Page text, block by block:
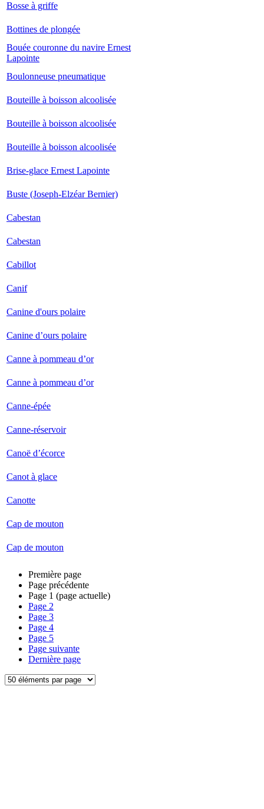
Bosse à griffe
Bottines de plongée
Bouée couronne du navire Ernest
Lapointe
Boulonneuse pneumatique
Bouteille à boisson alcoolisée
Bouteille à boisson alcoolisée
Bouteille à boisson alcoolisée
Brise-glace Ernest Lapointe
Buste (Joseph-Elzéar Bernier)
Cabestan
Cabestan
Cabillot
Canif
Canine d'ours polaire
Canine d’ours polaire
Canne à pommeau d’or
Canne à pommeau d’or
Canne-épée
Canne-réservoir
Canoë d’écorce
Canot à glace
Canotte
Cap de mouton
Cap de mouton
Première page
Page précédente
Page 1 (page actuelle)
Page 2
Page 3
Page 4
Page 5
Page suivante
Dernière page